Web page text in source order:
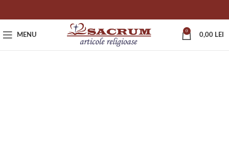
MENU
0
0,00 LEI